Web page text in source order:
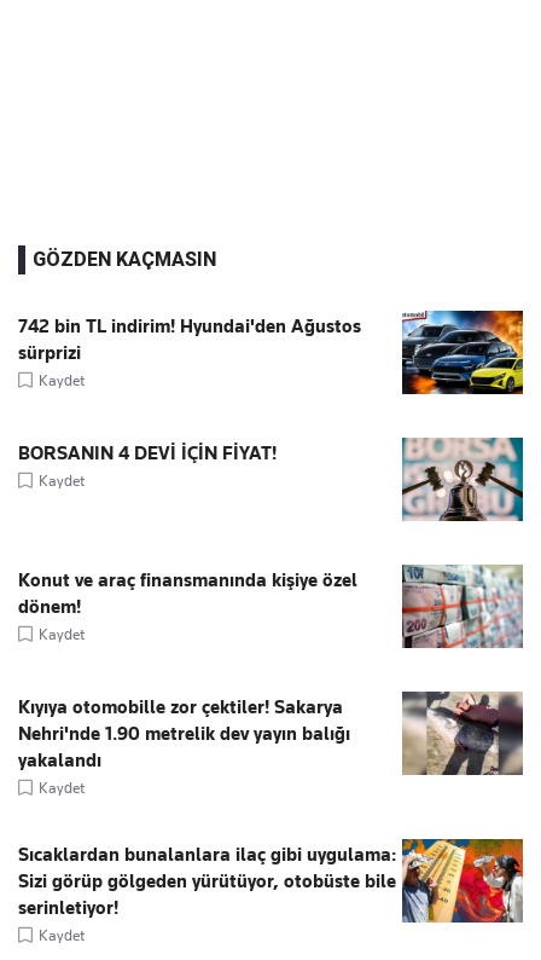
GÖZDEN KAÇMASIN
742 bin TL indirim! Hyundai'den Ağustos
sürprizi
Kaydet
BORSANIN 4 DEVİ İÇİN FİYAT!
Kaydet
Konut ve araç finansmanında kişiye özel
dönem!
Kaydet
Kıyıya otomobille zor çektiler! Sakarya
Nehri'nde 1.90 metrelik dev yayın balığı
yakalandı
Kaydet
Sıcaklardan bunalanlara ilaç gibi uygulama:
Sizi görüp gölgeden yürütüyor, otobüste bile
serinletiyor!
Kaydet